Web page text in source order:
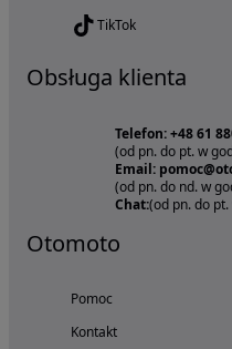
TikTok
Obsługa klienta
Telefon: +48 61
(od pn. do pt. w
Email:
(od pn. do nd. w
Chat:(od pn. do
Otomoto
Pomoc
Kontakt